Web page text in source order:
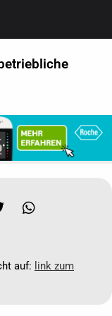
auf: link zum